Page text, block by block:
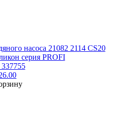
насоса 21082 2114 CS20
серия PROFI
337755